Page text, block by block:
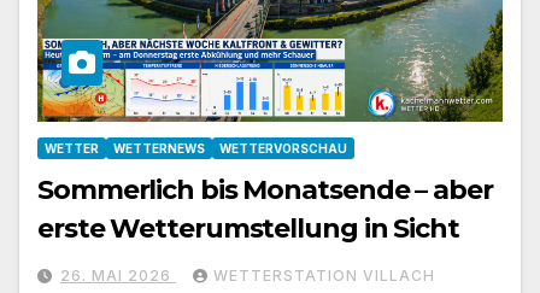
WETTER WETTERNEWS WETTERVORSCHAU
Sommerlich bis Monatsende – aber
erste Wetterumstellung in Sicht
26. MAI 2026 WETTERSTATION VILLACH